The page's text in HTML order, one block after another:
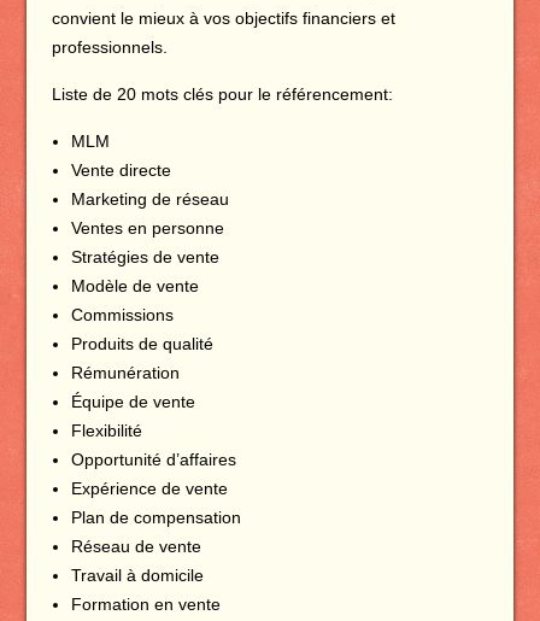
convient le mieux à vos objectifs financiers et
professionnels.
Liste de 20 mots clés pour le référencement:
MLM
Vente directe
Marketing de réseau
Ventes en personne
Stratégies de vente
Modèle de vente
Commissions
Produits de qualité
Rémunération
Équipe de vente
Flexibilité
Opportunité d’affaires
Expérience de vente
Plan de compensation
Réseau de vente
Travail à domicile
Formation en vente